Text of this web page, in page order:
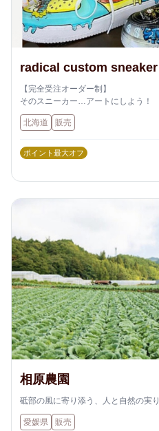
radical custom sneaker
【完全受注オーダー制】
そのスニーカー…アートにしよう！
北海道 販売
ポイント最大オフ
相原農園
砥部の風に寄り添う、人と自然の実り
愛媛県 販売